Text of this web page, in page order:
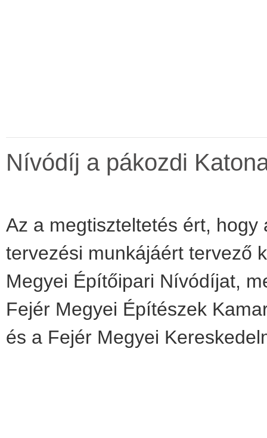
Nívódíj a pákozdi
Az a megtiszteltetés ért,
tervezési munkájáért tervező
Megyei Építőipari Nívódíjat,
Fejér Megyei Építészek
és a Fejér Megyei